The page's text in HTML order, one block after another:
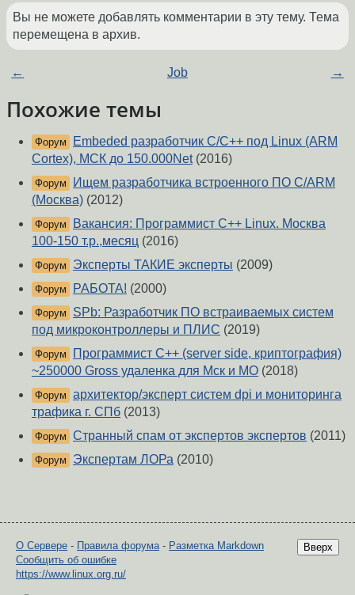
Вы не можете добавлять комментарии в эту тему. Тема
перемещена в архив.
← Job →
Похожие темы
Форум
Embeded разработчик C/С++ под Linux (ARM
Cortex), МСК до 150.000Net(2016)
Форум
Ищем разработчика встроенного ПО C/ARM
(Москва) (2012)
Форум
Вакансия: Программист C++ Linux. Москва
100-150 т.р.,месяц (2016)
Форум Эксперты ТАКИЕ эксперты (2009)
Форум РАБОТА! (2000)
Форум
SPb: Разработчик ПО встраиваемых систем
под микроконтроллеры и ПЛИС (2019)
Форум
Программист С++ (server side, криптография)
~250000 Gross удаленка для Мск и МО (2018)
Форум архитектор/эксперт систем dpi и мониторинга
трафика г. СПб (2013)
Форум Странный спам от экспертов экспертов (2011)
Форум Экспертам ЛОРа (2010)
Вверх
О Сервере - Правила форума- Разметка Markdown
Сообщить об ошибке
https://www.linux.org.ru/